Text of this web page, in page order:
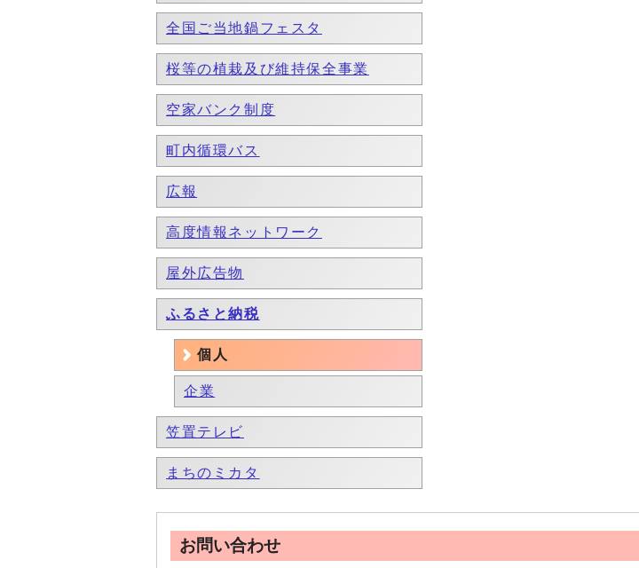
全国ご当地鍋フェスタ
桜等の植栽及び維持保全事業
空家バンク制度
町内循環バス
広報
高度情報ネットワーク
屋外広告物
ふるさと納税
個人
企業
笠置テレビ
まちのミカタ
お問い合わせ